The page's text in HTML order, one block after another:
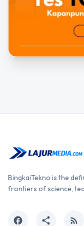
BingkaiTekno is the
frontiers of science,
facebook share rss_feed